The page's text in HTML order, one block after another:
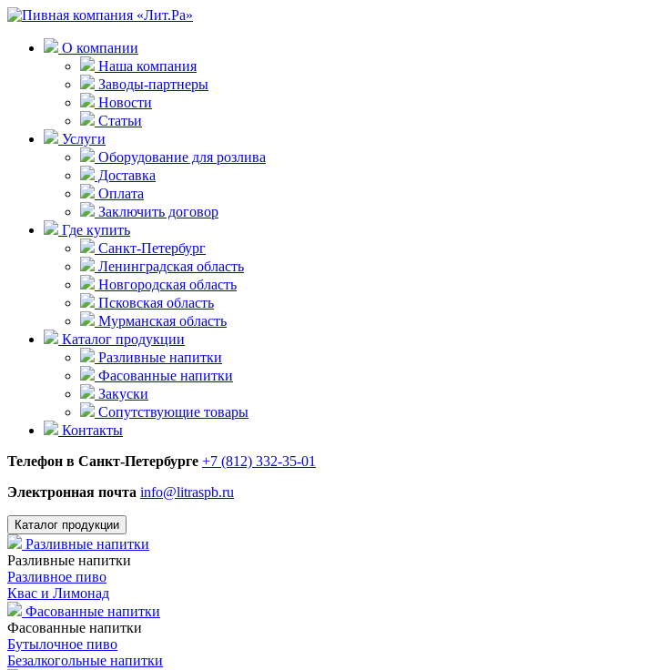
О компании
Наша компания
Заводы-партнеры
Новости
Статьи
Услуги
Оборудование для розлива
Доставка
Оплата
Заключить договор
Где купить
Санкт-Петербург
Ленинградская область
Новгородская область
Псковская область
Мурманская область
Каталог продукции
Разливные напитки
Фасованные напитки
Закуски
Сопутствующие товары
Контакты
Телефон в Санкт-Петербурге +7 (812) 332-35-01
Электронная почта info@litraspb.ru
Каталог продукции
Разливные напитки
Разливные напитки
Разливное пиво
Квас и Лимонад
Фасованные напитки
Фасованные напитки
Бутылочное пиво
Безалкогольные напитки